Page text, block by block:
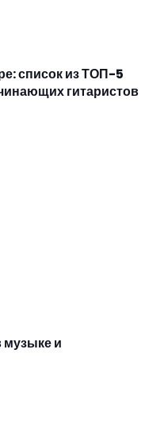
список из ТОП-5
гитаристов
и